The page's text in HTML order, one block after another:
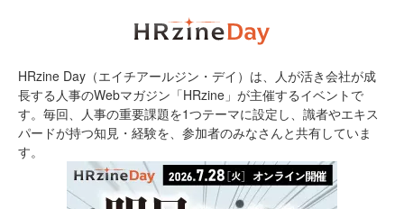
HRzine Day（エイチアールジン・デイ）は、人が活き会社が成
長する人事のWebマガジン「HRzine」が主催するイベントで
す。毎回、人事の重要課題を1つテーマに設定し、識者やエキス
パードが持つ知見・経験を、参加者のみなさんと共有していま
す。